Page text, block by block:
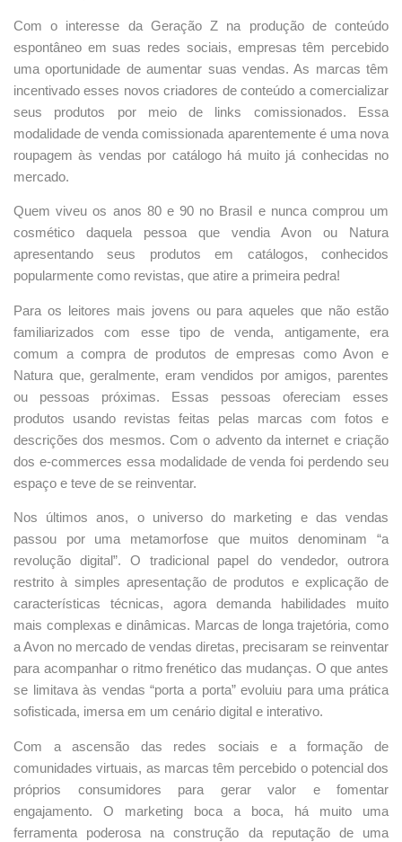
Com o interesse da Geração Z na produção de conteúdo
espontâneo em suas redes sociais, empresas têm percebido
uma oportunidade de aumentar suas vendas. As marcas têm
incentivado esses novos criadores de conteúdo a comercializar
seus produtos por meio de links comissionados. Essa
modalidade de venda comissionada aparentemente é uma nova
roupagem às vendas por catálogo há muito já conhecidas no
mercado.
Quem viveu os anos 80 e 90 no Brasil e nunca comprou um
cosmético daquela pessoa que vendia Avon ou Natura
apresentando seus produtos em catálogos, conhecidos
popularmente como revistas, que atire a primeira pedra!
Para os leitores mais jovens ou para aqueles que não estão
familiarizados com esse tipo de venda, antigamente, era
comum a compra de produtos de empresas como Avon e
Natura que, geralmente, eram vendidos por amigos, parentes
ou pessoas próximas. Essas pessoas ofereciam esses
produtos usando revistas feitas pelas marcas com fotos e
descrições dos mesmos. Com o advento da internet e criação
dos e-commerces essa modalidade de venda foi perdendo seu
espaço e teve de se reinventar.
Nos últimos anos, o universo do marketing e das vendas
passou por uma metamorfose que muitos denominam “a
revolução digital”. O tradicional papel do vendedor, outrora
restrito à simples apresentação de produtos e explicação de
características técnicas, agora demanda habilidades muito
mais complexas e dinâmicas. Marcas de longa trajetória, como
a Avon no mercado de vendas diretas, precisaram se reinventar
para acompanhar o ritmo frenético das mudanças. O que antes
se limitava às vendas “porta a porta” evoluiu para uma prática
sofisticada, imersa em um cenário digital e interativo.
Com a ascensão das redes sociais e a formação de
comunidades virtuais, as marcas têm percebido o potencial dos
próprios consumidores para gerar valor e fomentar
engajamento. O marketing boca a boca, há muito uma
ferramenta poderosa na construção da reputação de uma